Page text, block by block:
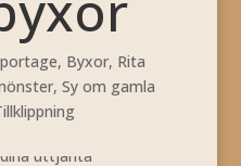
, Byxor, Rita
, Sy om gamla